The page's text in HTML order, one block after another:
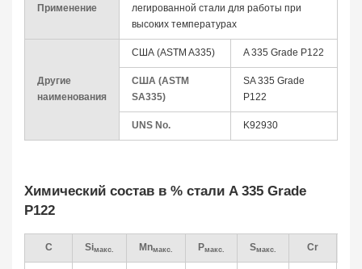
Применение
легированной стали для работы при
высоких температурах
Другие
наименования
США (ASTM A335) A 335 Grade P122
США (ASTM
SA335)
SA 335 Grade
P122
UNS No. K92930
Химический состав в % стали A 335 Grade
P122
C Siмакс. Mnмакс. Pмакс. Sмакс. Cr